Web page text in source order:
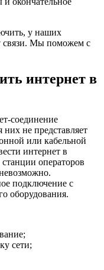
у наших
связи. Мы поможем с
интернет в
соединение
не представляет
или кабельной
интернет в
операторов
подключение с
оборудования.
сети;